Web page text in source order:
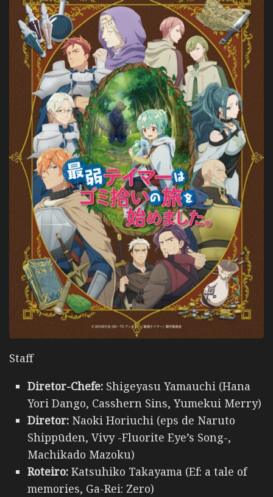
Staff
Diretor-Chefe: Shigeyasu Yamauchi (Hana
Yori Dango, Casshern Sins, Yumekui Merry)
Diretor: Naoki Horiuchi (eps de Naruto
Shippūden, Vivy -Fluorite Eye’s Song-,
Machikado Mazoku)
Roteiro: Katsuhiko Takayama (Ef: a tale of
memories, Ga-Rei: Zero)